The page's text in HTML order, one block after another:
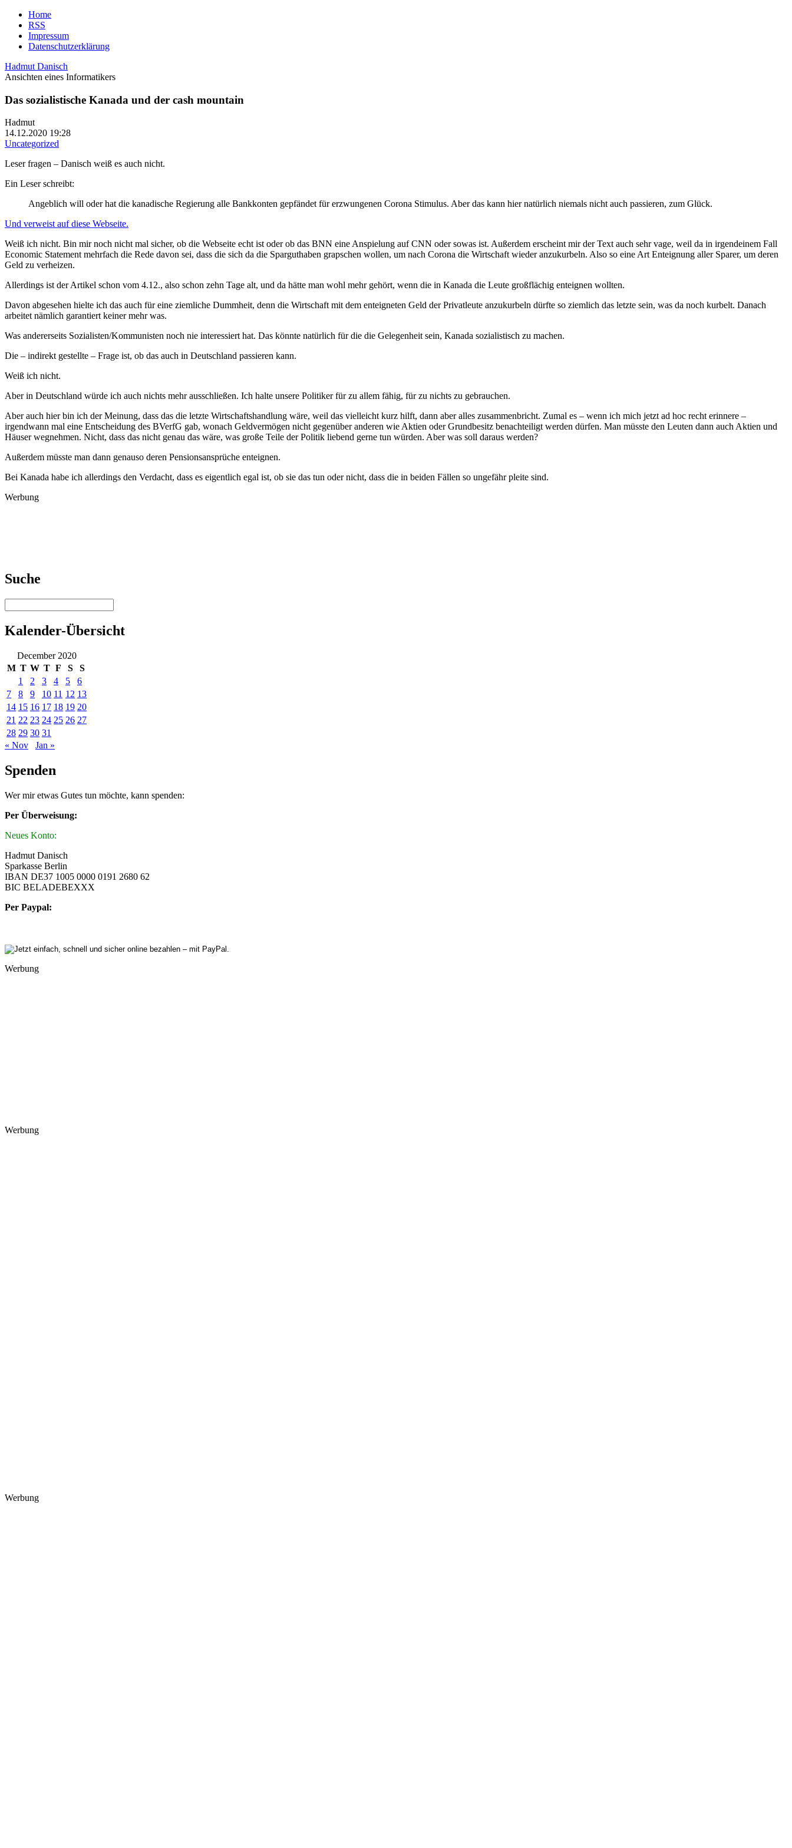
Home
RSS
Impressum
Datenschutzerklärung
Hadmut Danisch
Ansichten eines Informatikers
Das sozialistische Kanada und der cash mountain
Hadmut
14.12.2020 19:28
Uncategorized
Leser fragen – Danisch weiß es auch nicht.
Ein Leser schreibt:
Angeblich will oder hat die kanadische Regierung alle Bankkonten gepfändet für erzwungenen Corona Stimulus. Aber das kann hier natürlich niemals nicht auch passieren, zum Glück.
Und verweist auf diese Webseite.
Weiß ich nicht. Bin mir noch nicht mal sicher, ob die Webseite echt ist oder ob das BNN eine Anspielung auf CNN oder sowas ist. Außerdem erscheint mir der Text auch sehr vage, weil da in irgendeinem Fall
Economic Statement mehrfach die Rede davon sei, dass die sich da die Sparguthaben grapschen wollen, um nach Corona die Wirtschaft wieder anzukurbeln. Also so eine Art Enteignung aller Sparer, um deren
Geld zu verheizen.
Allerdings ist der Artikel schon vom 4.12., also schon zehn Tage alt, und da hätte man wohl mehr gehört, wenn die in Kanada die Leute großflächig enteignen wollten.
Davon abgesehen hielte ich das auch für eine ziemliche Dummheit, denn die Wirtschaft mit dem enteigneten Geld der Privatleute anzukurbeln dürfte so ziemlich das letzte sein, was da noch kurbelt. Danach
arbeitet nämlich garantiert keiner mehr was.
Was andererseits Sozialisten/Kommunisten noch nie interessiert hat. Das könnte natürlich für die die Gelegenheit sein, Kanada sozialistisch zu machen.
Die – indirekt gestellte – Frage ist, ob das auch in Deutschland passieren kann.
Weiß ich nicht.
Aber in Deutschland würde ich auch nichts mehr ausschließen. Ich halte unsere Politiker für zu allem fähig, für zu nichts zu gebrauchen.
Aber auch hier bin ich der Meinung, dass das die letzte Wirtschaftshandlung wäre, weil das vielleicht kurz hilft, dann aber alles zusammenbricht. Zumal es – wenn ich mich jetzt ad hoc recht erinnere –
irgendwann mal eine Entscheidung des BVerfG gab, wonach Geldvermögen nicht gegenüber anderen wie Aktien oder Grundbesitz benachteiligt werden dürfen. Man müsste den Leuten dann auch Aktien und
Häuser wegnehmen. Nicht, dass das nicht genau das wäre, was große Teile der Politik liebend gerne tun würden. Aber was soll daraus werden?
Außerdem müsste man dann genauso deren Pensionsansprüche enteignen.
Bei Kanada habe ich allerdings den Verdacht, dass es eigentlich egal ist, ob sie das tun oder nicht, dass die in beiden Fällen so ungefähr pleite sind.
Werbung
Suche
Kalender-Übersicht
December 2020
M T W T F S
S
1
2 3 4 5
6
7
8 9 10 11 12 13
14 15 16 17 18 19 20
21 22 23 24 25 26 27
28 29 30 31
« Nov
Jan »
Spenden
Wer mir etwas Gutes tun möchte, kann spenden:
Per Überweisung:
Neues Konto:
Hadmut Danisch
Sparkasse Berlin
IBAN DE37 1005 0000 0191 2680 62
BIC BELADEBEXXX
Per Paypal:
Werbung
Werbung
Werbung